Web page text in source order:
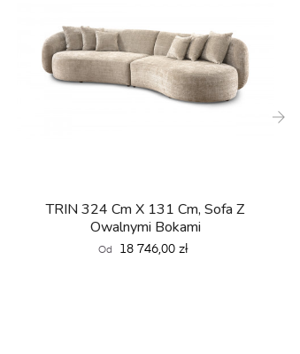
TRIN 324 Cm X 131 Cm, Sofa Z
Owalnymi Bokami
Od Cena
18 746,00 zł